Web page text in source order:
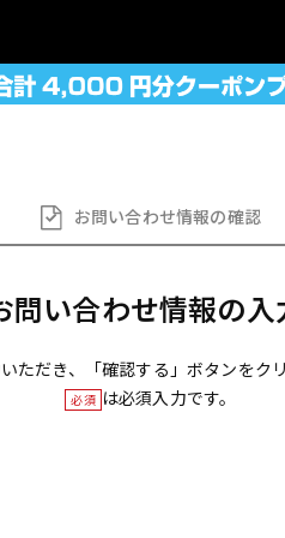
お問い合わせ情報の確認
問い合わせ情報の入
ただき、「確認する」ボタンをク
必須 は必須入力です。